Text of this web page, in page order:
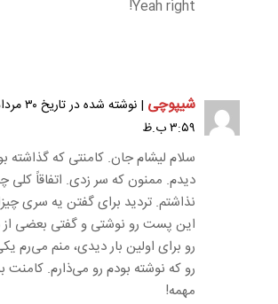
Yeah right!
شیپوچی
۳:۵۹ ب.ظ
سلام لیشام جان. کامنتی که گذاشته
دیدم. ممنون که سر زدی. اتفاقاً کلی
نذاشتم. تردید برای گفتن یه سری
این پست رو نوشتی و گفتی بعضی از
رو برای اولین بار دیدی، منم می‌رم
رو که نوشته بودم رو می‌ذارم. کامنت
مهمه!